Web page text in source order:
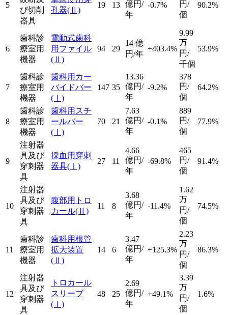
5
び切削
器具
孔器(Ⅱ)
19 13 億円/
年
-0.7%
円/
個
90.2%
6
歯科診
療室用
機器
電動式歯科
用ファイル
(Ⅱ)
94 29
14 億
円/年
+403.4%
9.99
万
円/
千個
53.9%
7
歯科診
療室用
機器
歯科用カー
バイドバー
(Ⅰ)
147 35
13.36
億円/
年
-9.2%
378
円/
個
64.2%
8
歯科診
療室用
機器
歯科用スチ
ールバー
(Ⅰ)
70 21
7.63
億円/
年
-0.1%
889
円/
個
77.9%
9
注射器
具及び
穿刺器
具
採血用穿刺
器具(Ⅰ)
27 11
4.66
億円/
年
-69.8%
465
円/
個
91.4%
10
注射器
具及び
穿刺器
具
腹部用トロ
カール(Ⅱ)
11 8
3.68
億円/
年
-11.4%
1.62
万
円/
個
74.5%
11
歯科診
療室用
機器
歯科用根管
拡大装置
(Ⅱ)
14 6
3.47
億円/
年
+125.3%
2.23
万
円/
個
86.3%
12
注射器
具及び
穿刺器
具
トロカール
スリーブ
(Ⅰ)
48 25
2.69
億円/
年
+49.1%
3.39
万
円/
個
1.6%